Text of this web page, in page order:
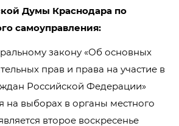
Думы Краснодара по
самоуправления:
закону «Об основных
прав и права на участие в
Российской Федерации»
на выборах в органы местного
второе воскресенье